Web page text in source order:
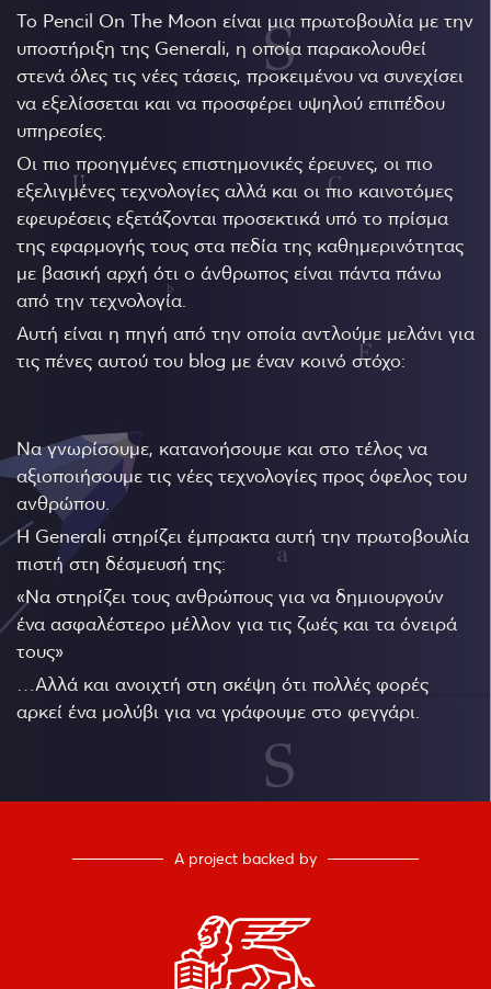
Το Pencil On The Moon είναι μια πρωτοβουλία με την
υποστήριξη της Generali, η οποία παρακολουθεί
στενά όλες τις νέες τάσεις, προκειμένου να συνεχίσει
να εξελίσσεται και να προσφέρει υψηλού επιπέδου
υπηρεσίες.
Οι πιο προηγμένες επιστημονικές έρευνες, οι πιο
εξελιγμένες τεχνολογίες αλλά και οι πιο καινοτόμες
εφευρέσεις εξετάζονται προσεκτικά υπό το πρίσμα
της εφαρμογής τους στα πεδία της καθημερινότητας
με βασική αρχή ότι ο άνθρωπος είναι πάντα πάνω
από την τεχνολογία.
Αυτή είναι η πηγή από την οποία αντλούμε μελάνι για
τις πένες αυτού του blog με έναν κοινό στόχο:
Να γνωρίσουμε, κατανοήσουμε και στο τέλος να
αξιοποιήσουμε τις νέες τεχνολογίες προς όφελος του
ανθρώπου.
Η Generali στηρίζει έμπρακτα αυτή την πρωτοβουλία
πιστή στη δέσμευσή της:
«Να στηρίζει τους ανθρώπους για να δημιουργούν
ένα ασφαλέστερο μέλλον για τις ζωές και τα όνειρά
τους»
…Αλλά και ανοιχτή στη σκέψη ότι πολλές φορές
αρκεί ένα μολύβι για να γράφουμε στο φεγγάρι.
A project backed by